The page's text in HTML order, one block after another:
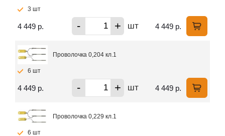
3 шт
4 449 р. - + шт 4 449 р.
Проволочка 0,204 кл.1
6 шт
4 449 р. - + шт 4 449 р.
Проволочка 0,229 кл.1
6 шт